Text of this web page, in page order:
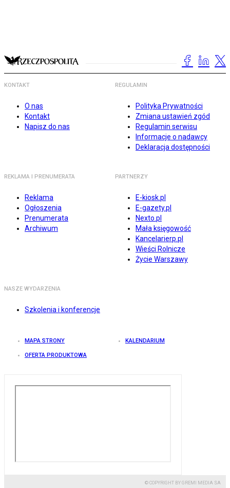
KONTAKT
O nas
Kontakt
Napisz do nas
REGULAMIN
Polityka Prywatności
Zmiana ustawień zgód
Regulamin serwisu
Informacje o nadawcy
Deklaracja dostępności
REKLAMA I PRENUMERATA
Reklama
Ogłoszenia
Prenumerata
Archiwum
PARTNERZY
E-kiosk.pl
E-gazety.pl
Nexto.pl
Mała księgowość
Kancelarierp.pl
Wieści Rolnicze
Życie Warszawy
NASZE WYDARZENIA
Szkolenia i konferencje
MAPA STRONY KALENDARIUM
OFERTA PRODUKTOWA
© COPYRIGHT BY GREMI MEDIA SA